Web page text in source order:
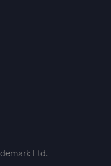
Ltd.